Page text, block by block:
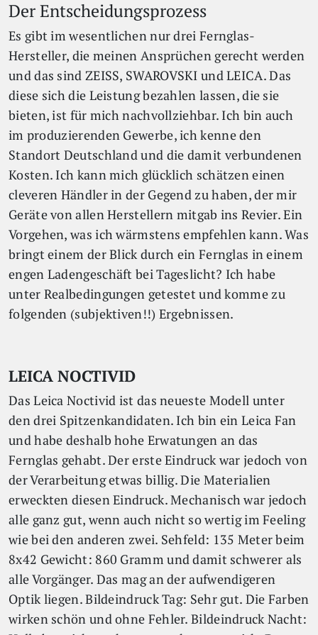
Der Entscheidungsprozess
Es gibt im wesentlichen nur drei Fernglas-
Hersteller, die meinen Ansprüchen gerecht werden
und das sind ZEISS, SWAROVSKI und LEICA. Das
diese sich die Leistung bezahlen lassen, die sie
bieten, ist für mich nachvollziehbar. Ich bin auch
im produzierenden Gewerbe, ich kenne den
Standort Deutschland und die damit verbundenen
Kosten. Ich kann mich glücklich schätzen einen
cleveren Händler in der Gegend zu haben, der mir
Geräte von allen Herstellern mitgab ins Revier. Ein
Vorgehen, was ich wärmstens empfehlen kann. Was
bringt einem der Blick durch ein Fernglas in einem
engen Ladengeschäft bei Tageslicht? Ich habe
unter Realbedingungen getestet und komme zu
folgenden (subjektiven!!) Ergebnissen.
LEICA NOCTIVID
Das Leica Noctivid ist das neueste Modell unter
den drei Spitzenkandidaten. Ich bin ein Leica Fan
und habe deshalb hohe Erwatungen an das
Fernglas gehabt. Der erste Eindruck war jedoch von
der Verarbeitung etwas billig. Die Materialien
erweckten diesen Eindruck. Mechanisch war jedoch
alle ganz gut, wenn auch nicht so wertig im Feeling
wie bei den anderen zwei. Sehfeld: 135 Meter beim
8x42 Gewicht: 860 Gramm und damit schwerer als
alle Vorgänger. Das mag an der aufwendigeren
Optik liegen. Bildeindruck Tag: Sehr gut. Die Farben
wirken schön und ohne Fehler. Bildeindruck Nacht: